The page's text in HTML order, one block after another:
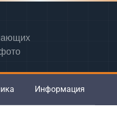
Информация